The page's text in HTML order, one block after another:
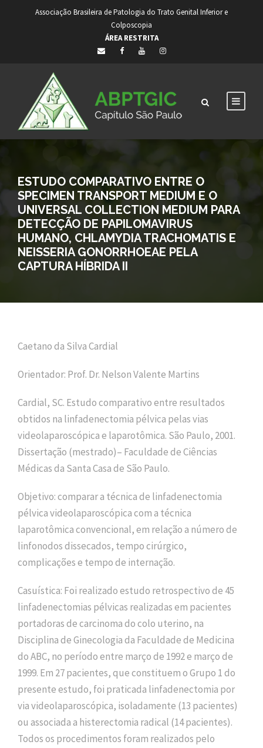
Associação Brasileira de Patologia do Trato Genital Inferior e
Colposcopia
ÁREA RESTRITA
ESTUDO COMPARATIVO ENTRE O
SPECIMEN TRANSPORT MEDIUM E O
UNIVERSAL COLLECTION MEDIUM PARA
DETECÇÃO DE PAPILOMAVIRUS
HUMANO, CHLAMYDIA TRACHOMATIS E
NEISSERIA GONORRHOEAE PELA
CAPTURA HÍBRIDA II
Caetano da Silva Cardial
Orientador: Prof. Dr. Nelson Valente Martins
Cardial, SC. Estudo comparativo entre resultados
obtidos na linfadenectomia pélvica pelas vias
videolaparoscópica e laparotômica. São Paulo, 2001.
Dissertação (mestrado)– Faculdade de Ciências
Médicas da Santa Casa de São Paulo.
Objetivo: comparar a técnica de linfadenectomia
pélvica videolaparoscópica com a técnica
laparotômica convencional, em relação a número de
linfonodos dissecados, tempo cirúrgico,
complicações e tempo de internação.
Casuística: Foi realizado estudo retrospectivo de 45
linfadenectomias pélvicas realizadas em pacientes
portadoras de carcinoma do colo uterino, na
Disciplina de Ginecologia da Faculdade de Medicina
do ABC, no período entre março de 1992 e março de
1999. Em 27 pacientes, que constituem o Grupo 1 do
presente estudo, foi praticada linfadenectomia por
via videolaparoscópica, isoladamente (13 pacientes)
ou associada a histerectomia radical (14 pacientes).
Todos os procedimentos foram realizados pelo